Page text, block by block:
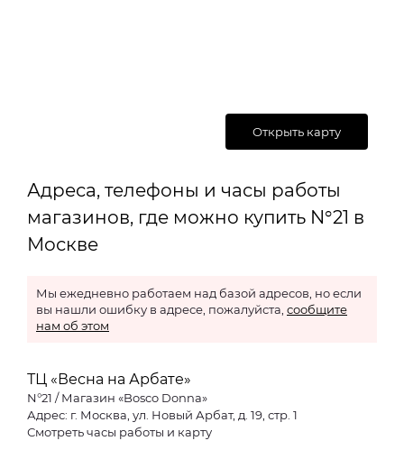
Открыть карту
Адреса, телефоны и часы работы
магазинов, где можно купить N°21 в
Москве
Мы ежедневно работаем над базой адресов, но если
вы нашли ошибку в адресе, пожалуйста, сообщите
нам об этом
ТЦ «Весна на Арбате»
N°21 / Магазин «Bosco Donna»
Адрес: г. Москва, ул. Новый Арбат, д. 19, стр. 1
Смотреть часы работы и карту